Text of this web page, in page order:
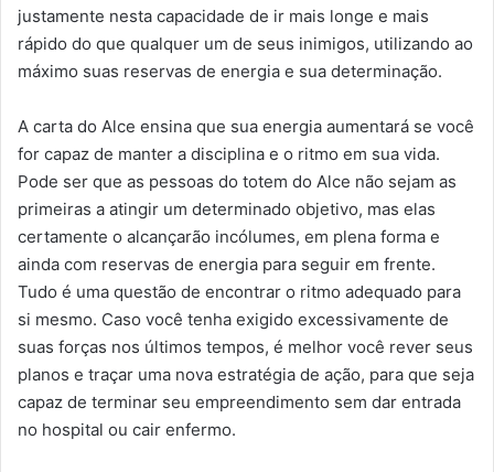
justamente nesta capacidade de ir mais longe e mais
rápido do que qualquer um de seus inimigos, utilizando ao
máximo suas reservas de energia e sua determinação.
A carta do Alce ensina que sua energia aumentará se você
for capaz de manter a disciplina e o ritmo em sua vida.
Pode ser que as pessoas do totem do Alce não sejam as
primeiras a atingir um determinado objetivo, mas elas
certamente o alcançarão incólumes, em plena forma e
ainda com reservas de energia para seguir em frente.
Tudo é uma questão de encontrar o ritmo adequado para
si mesmo. Caso você tenha exigido excessivamente de
suas forças nos últimos tempos, é melhor você rever seus
planos e traçar uma nova estratégia de ação, para que seja
capaz de terminar seu empreendimento sem dar entrada
no hospital ou cair enfermo.